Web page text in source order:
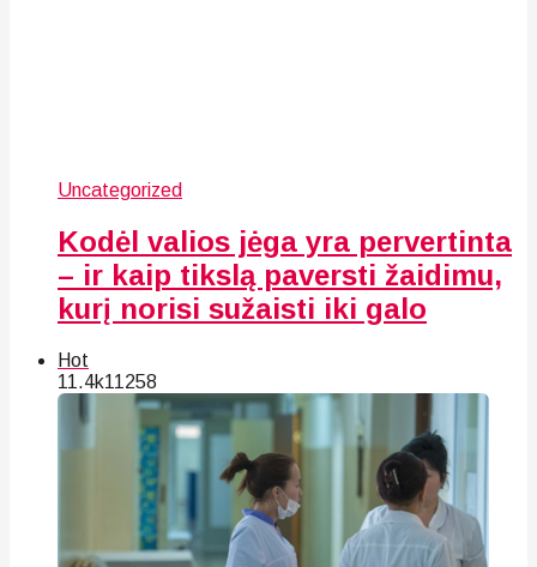
Uncategorized
Kodėl valios jėga yra pervertinta
– ir kaip tikslą paversti žaidimu,
kurį norisi sužaisti iki galo
Hot
11.4k11258